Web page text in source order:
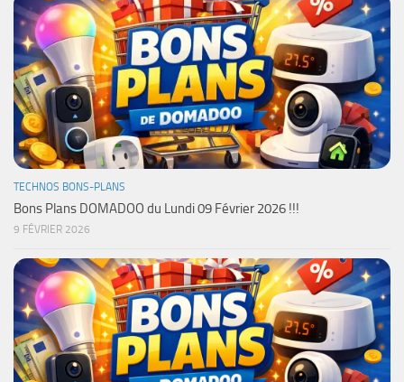
TECHNOS BONS-PLANS
Bons Plans DOMADOO du Lundi 09 Février 2026 !!!
9 FÉVRIER 2026